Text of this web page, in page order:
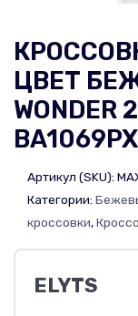
ЦВЕТ
WONDER
Артикул (SKU):
Категории:
кроссовки,
ELYTS